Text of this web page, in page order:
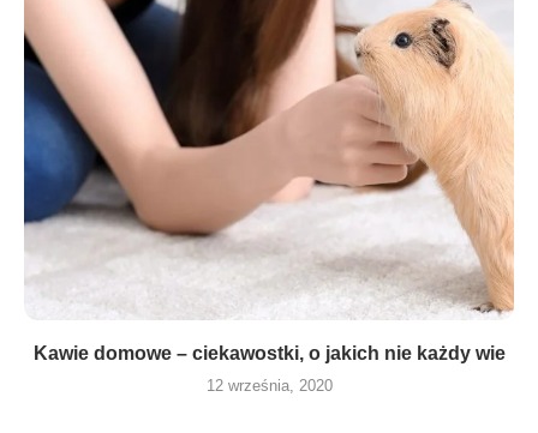
Kawie domowe – ciekawostki, o jakich nie każdy wie
12 września, 2020